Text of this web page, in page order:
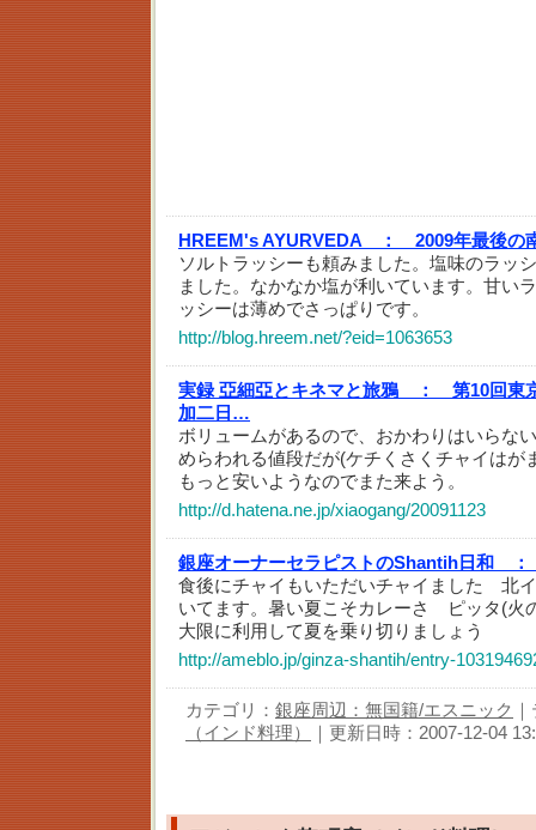
HREEM's AYURVEDA ：
2009年最後の
ソルトラッシーも頼みました。塩味のラッ
ました。なかなか塩が利いています。甘い
ッシーは薄めでさっぱりです。
http://blog.hreem.net/?eid=1063653
実録 亞細亞とキネマと旅鴉 ：
第10回東
加二日…
ボリュームがあるので、おかわりはいらな
めらわれる値段だが(ケチくさくチャイはが
もっと安いようなのでまた来よう。
http://d.hatena.ne.jp/xiaogang/20091123
銀座オーナーセラピストのShantih日和 ：
食後にチャイもいただいチャイました 北
いてます。暑い夏こそカレーさ ピッタ(火
大限に利用して夏を乗り切りましょう
http://ameblo.jp/ginza-shantih/entry-
カテゴリ： 銀座周辺：無国籍/エスニック
（インド料理）
｜更新日時：2007-12-04